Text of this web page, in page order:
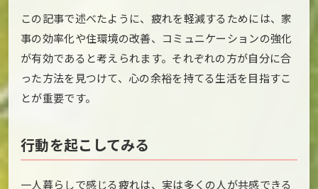
この記事で述べたように、疲れを軽減するためには、家
事の効率化や住環境の改善、コミュニケーションの強化
が有効であると考えられます。それぞれの方が自分に合
った方法を見つけて、心の余裕を持てる生活を目指すこ
とが重要です。
行動を起こしてみる
一人暮らしで感じる疲れは、実は多くの人が共感できる